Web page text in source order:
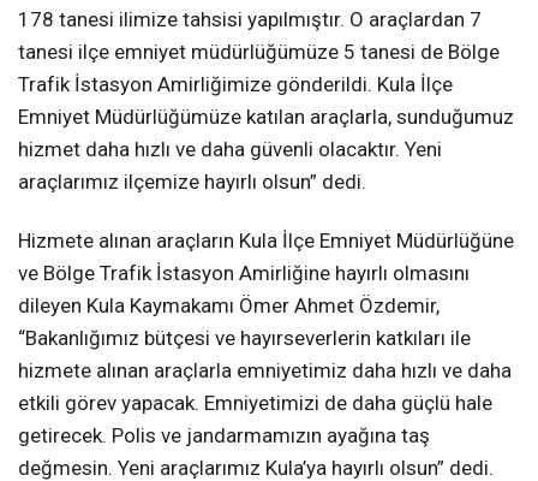
178 tanesi ilimize tahsisi yapılmıştır. O araçlardan 7
tanesi ilçe emniyet müdürlüğümüze 5 tanesi de Bölge
Trafik İstasyon Amirliğimize gönderildi. Kula İlçe
Emniyet Müdürlüğümüze katılan araçlarla, sunduğumuz
hizmet daha hızlı ve daha güvenli olacaktır. Yeni
araçlarımız ilçemize hayırlı olsun” dedi.
Hizmete alınan araçların Kula İlçe Emniyet Müdürlüğüne
ve Bölge Trafik İstasyon Amirliğine hayırlı olmasını
dileyen Kula Kaymakamı Ömer Ahmet Özdemir,
“Bakanlığımız bütçesi ve hayırseverlerin katkıları ile
hizmete alınan araçlarla emniyetimiz daha hızlı ve daha
etkili görev yapacak. Emniyetimizi de daha güçlü hale
getirecek. Polis ve jandarmamızın ayağına taş
değmesin. Yeni araçlarımız Kula’ya hayırlı olsun” dedi.